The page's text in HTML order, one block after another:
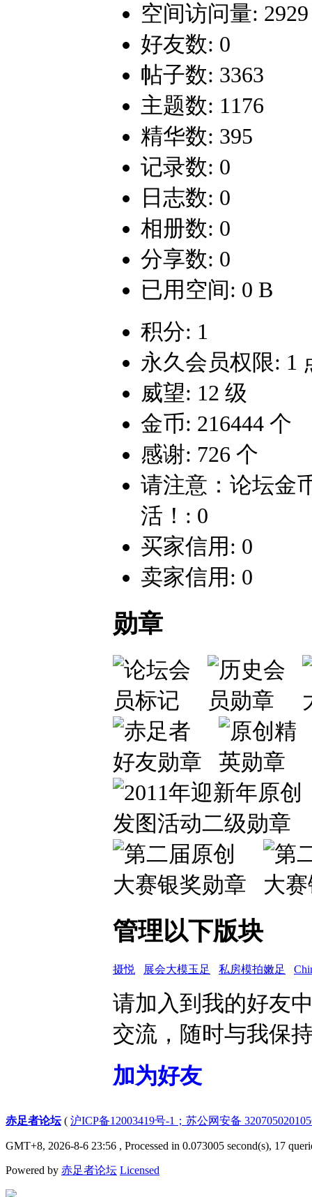
空间访问量: 2929
好友数: 0
帖子数: 3363
主题数: 1176
精华数: 395
记录数: 0
日志数: 0
相册数: 0
分享数: 0
已用空间: 0 B
积分: 1
永久会员权限: 1
威望: 12 级
金币: 216444 个
感谢: 726 个
请注意：论坛金
活！: 0
买家信用: 0
卖家信用: 0
勋章
管理以下版块
摄悦 展会大模玉足 私房模拍嫩足
请加入到我的好友
交流，随时与我保
加为好友
赤足者论坛( 沪ICP备12003419号-1；苏公网安备
GMT+8, 2026-8-6 23:56 , Processed in 0.073005 second(s), 17
Powered by 赤足者论坛 Licensed